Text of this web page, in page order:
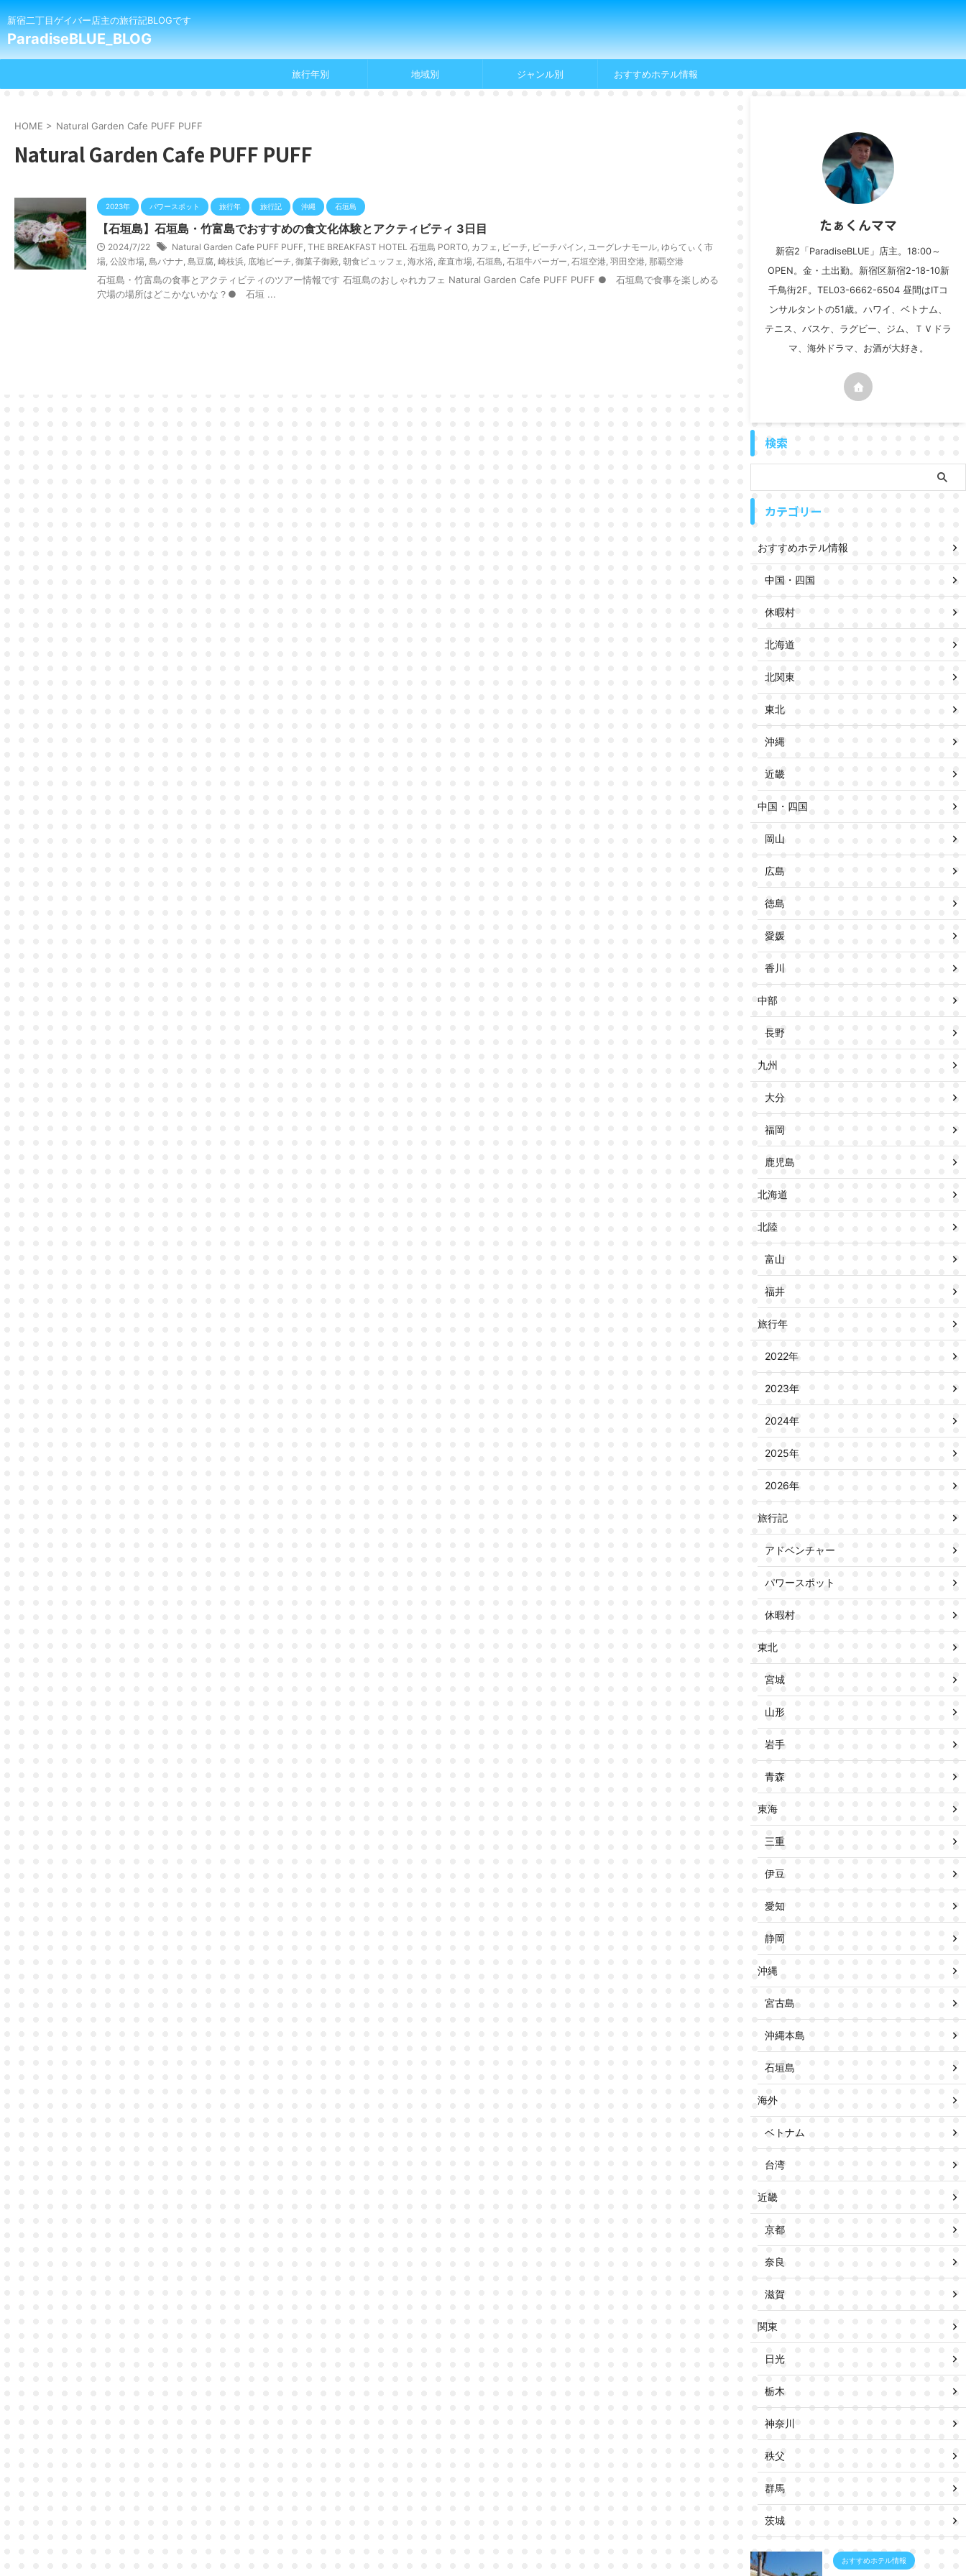
新宿二丁目ゲイバー店主の旅行記BLOGです
ParadiseBLUE_BLOG
旅行年別 地域別 ジャンル別 おすすめホテル情報
HOME > Natural Garden Cafe PUFF PUFF
Natural Garden Cafe PUFF PUFF
2023年 パワースポット 旅行年 旅行記 沖縄 石垣島
【石垣島】石垣島・竹富島でおすすめの食文化体験とアクティビティ 3日目
2024/7/22 Natural Garden Cafe PUFF PUFF, THE BREAKFAST HOTEL 石垣島 PORTO, カフェ, ビーチ, ピーチパイン, ユーグレナモール, ゆらてぃく市
場, 公設市場, 島バナナ, 島豆腐, 崎枝浜, 底地ビーチ, 御菓子御殿, 朝食ビュッフェ, 海水浴, 産直市場, 石垣島, 石垣牛バーガー, 石垣空港, 羽田空港, 那覇空港
石垣島・竹富島の食事とアクティビティのツアー情報です 石垣島のおしゃれカフェ Natural Garden Cafe PUFF PUFF ● 石垣島で食事を楽しめる
穴場の場所はどこかないかな？● 石垣 ...
たぁくんママ
新宿2「ParadiseBLUE」店主。18:00～
OPEN。金・土出勤。新宿区新宿2-18-10新
千鳥街2F。TEL03-6662-6504 昼間はITコ
ンサルタントの51歳。ハワイ、ベトナム、
テニス、バスケ、ラグビー、ジム、ＴＶドラ
マ、海外ドラマ、お酒が大好き。
検索
カテゴリー
おすすめホテル情報
中国・四国
休暇村
北海道
北関東
東北
沖縄
近畿
中国・四国
岡山
広島
徳島
愛媛
香川
中部
長野
九州
大分
福岡
鹿児島
北海道
北陸
富山
福井
旅行年
2022年
2023年
2024年
2025年
2026年
旅行記
アドベンチャー
パワースポット
休暇村
東北
宮城
山形
岩手
青森
東海
三重
伊豆
愛知
静岡
沖縄
宮古島
沖縄本島
石垣島
海外
ベトナム
台湾
近畿
京都
奈良
滋賀
関東
日光
栃木
神奈川
秩父
群馬
茨城
おすすめホテル情報